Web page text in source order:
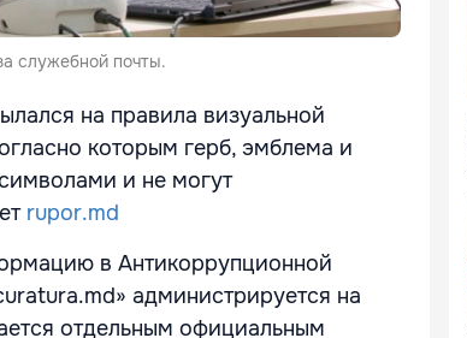
служебной почты.
на правила визуальной
которым герб, эмблема и
и не могут
rupor.md
в Антикоррупционной
администрируется на
отдельным официальным